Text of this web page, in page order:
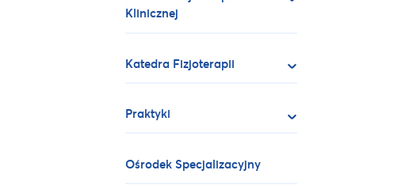
Klinicznej
Katedra Fizjoterapii
Praktyki
Ośrodek Specjalizacyjny